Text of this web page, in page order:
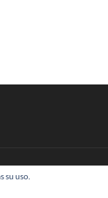
los derechos reservados
su uso.